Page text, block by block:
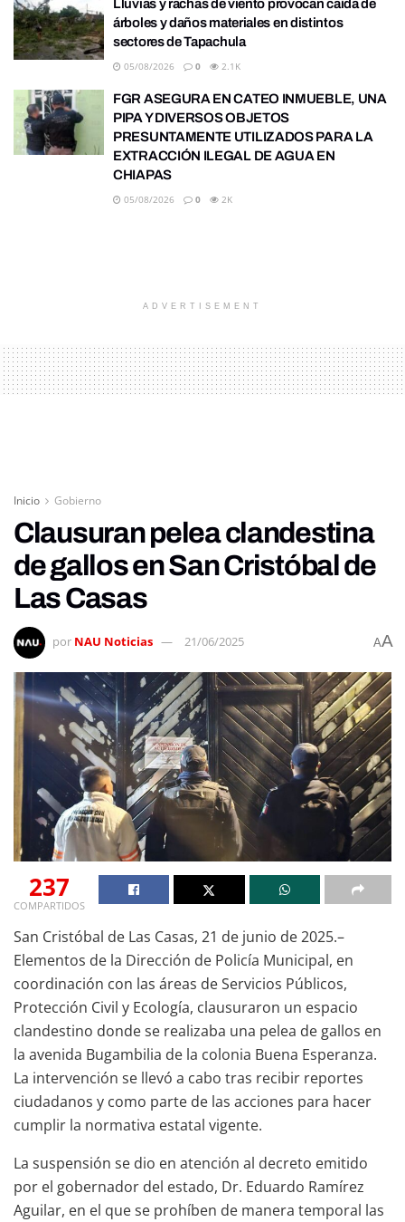
Lluvias y rachas de viento provocan caída de
árboles y daños materiales en distintos
sectores de Tapachula
05/08/2026 0 2.1K
FGR ASEGURA EN CATEO INMUEBLE, UNA
PIPA Y DIVERSOS OBJETOS
PRESUNTAMENTE UTILIZADOS PARA LA
EXTRACCIÓN ILEGAL DE AGUA EN
CHIAPAS
05/08/2026 0 2K
ADVERTISEMENT
Inicio Gobierno
Clausuran pelea clandestina
de gallos en San Cristóbal de
Las Casas
por NAU Noticias 21/06/2025 AA
237
COMPARTIDOS
San Cristóbal de Las Casas, 21 de junio de 2025.–
Elementos de la Dirección de Policía Municipal, en
coordinación con las áreas de Servicios Públicos,
Protección Civil y Ecología, clausuraron un espacio
clandestino donde se realizaba una pelea de gallos en
la avenida Bugambilia de la colonia Buena Esperanza.
La intervención se llevó a cabo tras recibir reportes
ciudadanos y como parte de las acciones para hacer
cumplir la normativa estatal vigente.
La suspensión se dio en atención al decreto emitido
por el gobernador del estado, Dr. Eduardo Ramírez
Aguilar, en el que se prohíben de manera temporal las